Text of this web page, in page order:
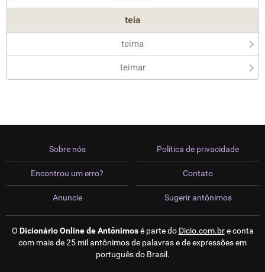
teia
teima
teimar
Sobre nós
Encontrou um erro?
Anuncie
Política de privacidade
Contato
Sugerir antônimos
O Dicionário Online de Antônimosé parte do Dicio.com.bre conta
com mais de 25 mil antônimos de palavras e de expressões em
português do Brasil.